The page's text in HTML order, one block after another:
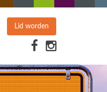
Lid worden